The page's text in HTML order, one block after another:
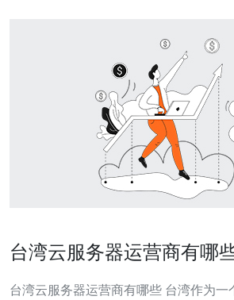
台湾云服务器运营商有哪
台湾云服务器运营商有哪些 台湾作为一个互联网发达的地